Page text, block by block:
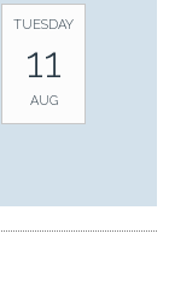
TUESDAY
11
AUG